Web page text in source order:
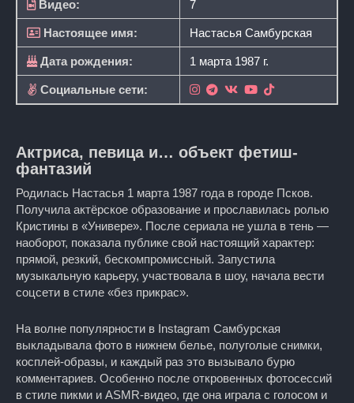
Видео: 7
Настоящее имя: Настасья Самбурская
Дата рождения: 1 марта 1987 г.
Социальные сети:
Актриса, певица и… объект фетиш-
фантазий
Родилась Настасья 1 марта 1987 года в городе Псков.
Получила актёрское образование и прославилась ролью
Кристины в «Универе». После сериала не ушла в тень —
наоборот, показала публике свой настоящий характер:
прямой, резкий, бескомпромиссный. Запустила
музыкальную карьеру, участвовала в шоу, начала вести
соцсети в стиле «без прикрас».
На волне популярности в Instagram Самбурская
выкладывала фото в нижнем белье, полуголые снимки,
косплей-образы, и каждый раз это вызывало бурю
комментариев. Особенно после откровенных фотосессий
в стиле пикми и ASMR-видео, где она играла с голосом и